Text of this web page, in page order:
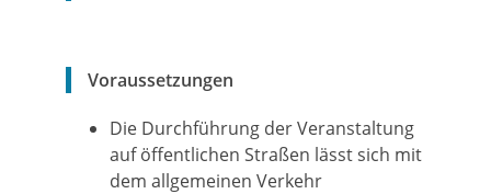
Voraussetzungen
Die Durchführung der Veranstaltung
auf öffentlichen Straßen lässt sich mit
dem allgemeinen Verkehr